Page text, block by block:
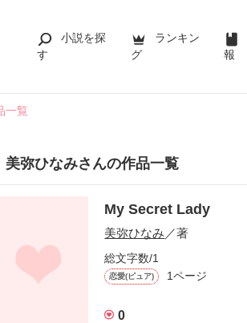
小説を探
す
ランキン
グ
報
一覧
美弥ひなみさんの作品一覧
My Secret Lady
美弥ひなみ ／著
総文字数/1
恋愛(ピュア) 1ページ
0